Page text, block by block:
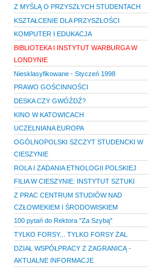
Z MYŚLĄ O PRZYSZŁYCH STUDENTACH
KSZTAŁCENIE DLA PRZYSZŁOŚCI
KOMPUTER I EDUKACJA
BIBLIOTEKA I INSTYTUT WARBURGA W
LONDYNIE
Niesklasyfikowane - Styczeń 1998
PRAWO GOŚCINNOŚCI
DESKA CZY GWÓŹDŹ?
KINO W KATOWICACH
UCZELNIANA EUROPA
OGÓLNOPOLSKI SZCZYT STUDENCKI W
CIESZYNIE
ROLA I ZADANIA ETNOLOGII POLSKIEJ
FILIA W CIESZYNIE: INSTYTUT SZTUKI
Z PRAC CENTRUM STUDIÓW NAD
CZŁOWIEKIEM I ŚRODOWISKIEM
100 pytań do Rektora "Za Szybą"
TYLKO FORSY... TYLKO FORSY ŻAL
DZIAŁ WSPÓŁPRACY Z ZAGRANICĄ -
AKTUALNE INFORMACJE